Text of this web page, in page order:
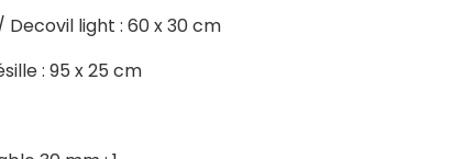
Decovil light : 60 x 30 cm
: 95 x 25 cm